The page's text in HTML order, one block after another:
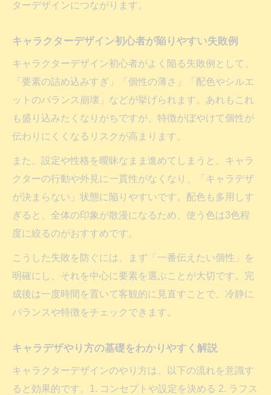
ターデザインにつながります。
キャラクターデザイン初心者が陥りやすい失敗例
キャラクターデザイン初心者がよく陥る失敗例として、
「要素の詰め込みすぎ」「個性の薄さ」「配色やシルエ
ットのバランス崩壊」などが挙げられます。あれもこれ
も盛り込みたくなりがちですが、特徴がぼやけて個性が
伝わりにくくなるリスクが高まります。
また、設定や性格を曖昧なまま進めてしまうと、キャラ
クターの行動や外見に一貫性がなくなり、「キャラデザ
が決まらない」状態に陥りやすいです。配色も多用しす
ぎると、全体の印象が散漫になるため、使う色は3色程
度に絞るのがおすすめです。
こうした失敗を防ぐには、まず「一番伝えたい個性」を
明確にし、それを中心に要素を選ぶことが大切です。完
成後は一度時間を置いて客観的に見直すことで、冷静に
バランスや特徴をチェックできます。
キャラデザやり方の基礎をわかりやすく解説
キャラクターデザインのやり方は、以下の流れを意識す
ると効果的です。1. コンセプトや設定を決める 2. ラフス